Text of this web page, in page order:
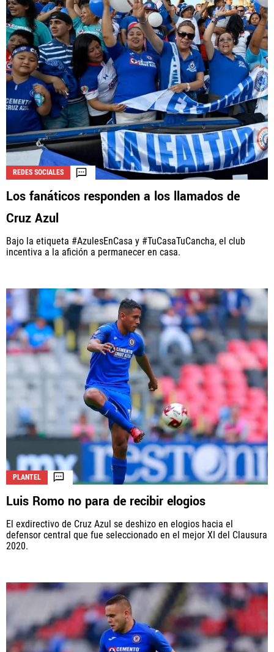
REDES SOCIALES
Los fanáticos responden a los llamados de
Cruz Azul
Bajo la etiqueta #AzulesEnCasa y #TuCasaTuCancha, el club
incentiva a la afición a permanecer en casa.
PLANTEL
Luis Romo no para de recibir elogios
El exdirectivo de Cruz Azul se deshizo en elogios hacia el
defensor central que fue seleccionado en el mejor XI del Clausura
2020.